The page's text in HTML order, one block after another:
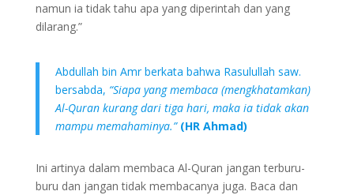
namun ia tidak tahu apa yang diperintah dan yang
dilarang.”
Abdullah bin Amr berkata bahwa Rasulullah saw.
bersabda, “Siapa yang membaca (mengkhatamkan)
Al-Quran kurang dari tiga hari, maka ia tidak akan
mampu memahaminya.” (HR Ahmad)
Ini artinya dalam membaca Al-Quran jangan terburu-
buru dan jangan tidak membacanya juga. Baca dan